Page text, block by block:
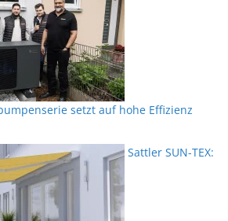
setzt auf hohe Effizienz
Sattler SUN-TEX: